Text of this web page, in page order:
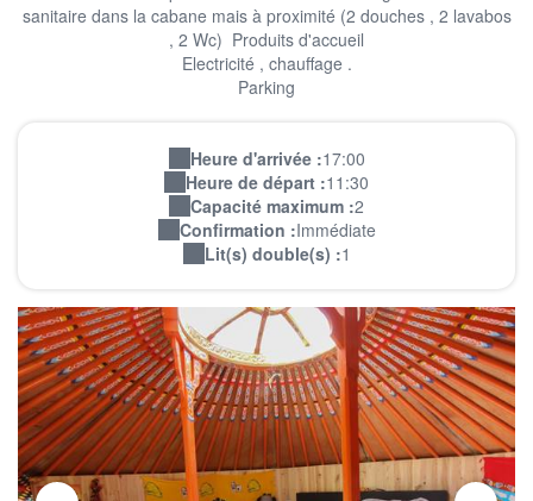
sanitaire dans la cabane mais à proximité (2 douches , 2 lavabos
, 2 Wc) Produits d'accueil
Electricité , chauffage .
Parking
Heure d'arrivée :17:00
Heure de départ :11:30
Capacité maximum :2
Confirmation :Immédiate
Lit(s) double(s) :1